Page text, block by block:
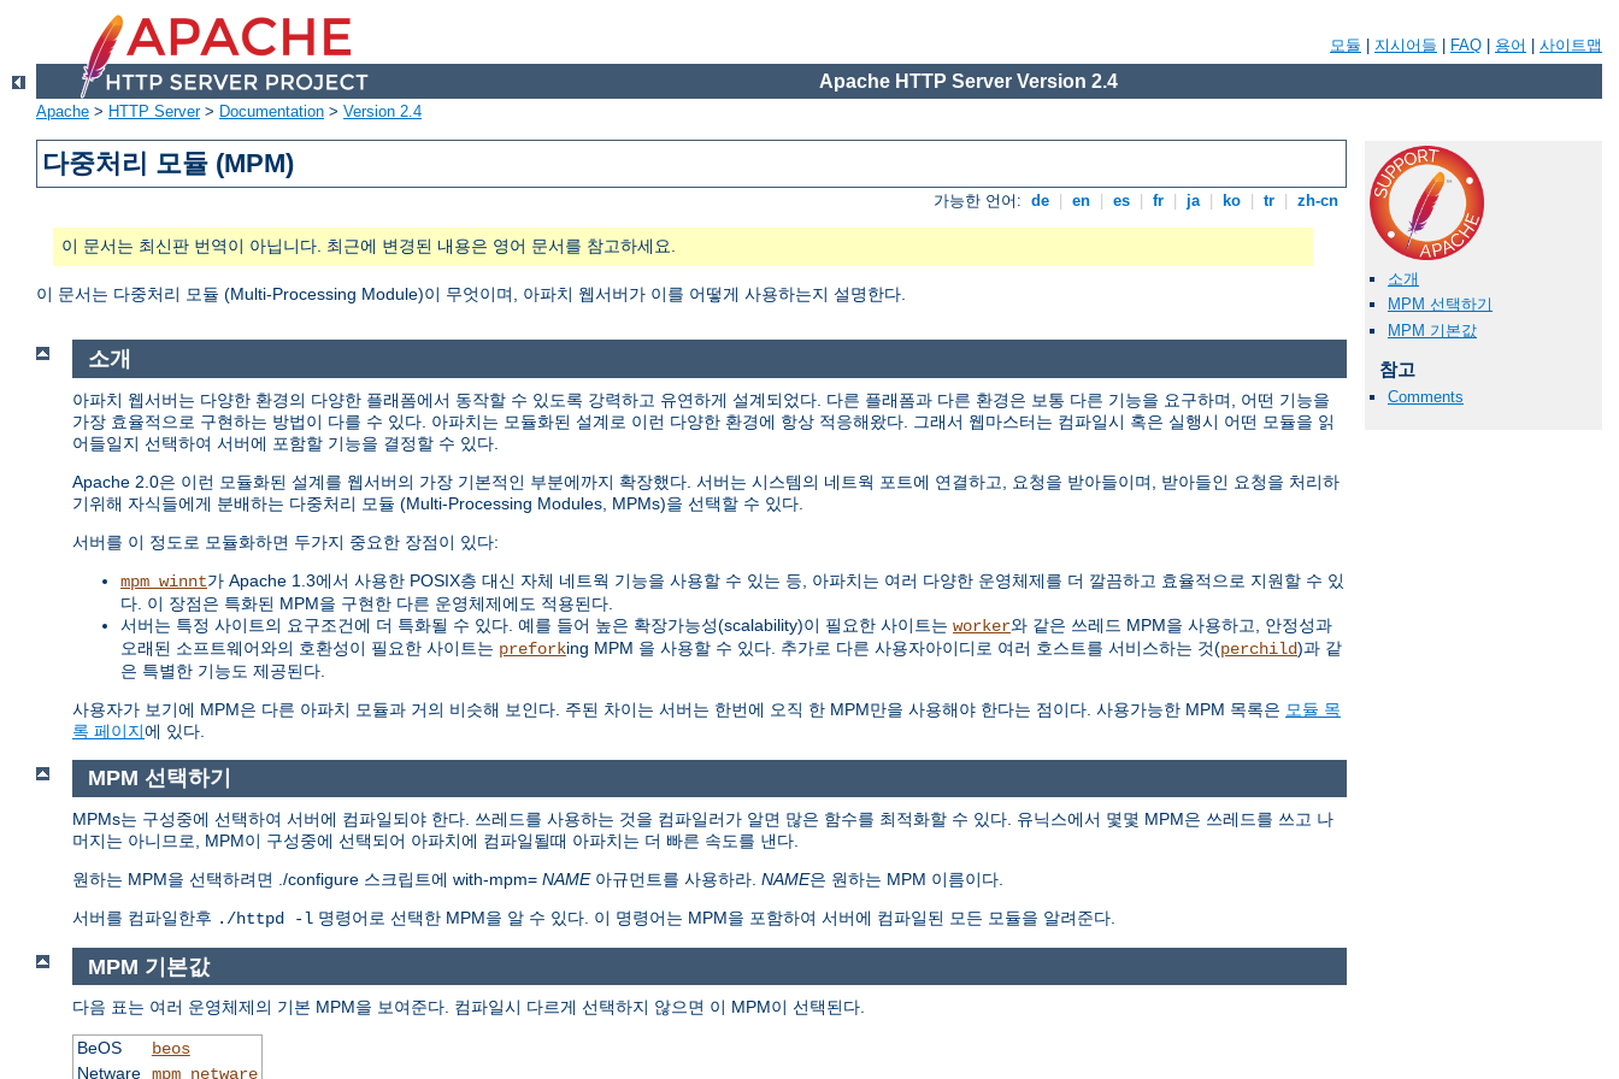
모듈 지시어들 FAQ 용어 사이트맵
Apache HTTP Server Version 2.4
Apache > HTTP Server> Documentation > Version 2.4
다중처리 모듈 (MPM)
가능한 언어: de en es fr ja ko tr zh-cn
이 문서는 최신판 번역이 아닙니다. 최근에 변경된 내용은 영어 문서를 참고하세요.
이 문서는 다중처리 모듈 (Multi-Processing Module)이 무엇이며, 아파치 웹서버가 이를 어떻게 사용하는지 설명한다.
소개
MPM 선택하기
MPM 기본값
참고
Comments
소개
아파치 웹서버는 다양한 환경의 다양한 플래폼에서 동작할 수 있도록 강력하고 유연하게 설계되었다. 다른 플래폼과 다른 환경은 보통 다른 기능을 요구하며, 어떤 기능을
가장 효율적으로 구현하는 방법이 다를 수 있다. 아파치는 모듈화된 설계로 이런 다양한 환경에 항상 적응해왔다. 그래서 웹마스터는 컴파일시 혹은 실행시 어떤 모듈을 읽
어들일지 선택하여 서버에 포함할 기능을 결정할 수 있다.
Apache 2.0은 이런 모듈화된 설계를 웹서버의 가장 기본적인 부분에까지 확장했다. 서버는 시스템의 네트웍 포트에 연결하고, 요청을 받아들이며, 받아들인 요청을 처리하
기위해 자식들에게 분배하는 다중처리 모듈 (Multi-Processing Modules, MPMs)을 선택할 수 있다.
서버를 이 정도로 모듈화하면 두가지 중요한 장점이 있다:
mpm_winnt가 Apache 1.3에서 사용한 POSIX층 대신 자체 네트웍 기능을 사용할 수 있는 등, 아파치는 여러 다양한 운영체제를 더 깔끔하고 효율적으로 지원할 수 있
다. 이 장점은 특화된 MPM을 구현한 다른 운영체제에도 적용된다.
서버는 특정 사이트의 요구조건에 더 특화될 수 있다. 예를 들어 높은 확장가능성(scalability)이 필요한 사이트는 worker와 같은 쓰레드 MPM을 사용하고, 안정성과
오래된 소프트웨어와의 호환성이 필요한 사이트는 preforking MPM 을 사용할 수 있다. 추가로 다른 사용자아이디로 여러 호스트를 서비스하는 것(perchild)과 같
은 특별한 기능도 제공된다.
사용자가 보기에 MPM은 다른 아파치 모듈과 거의 비슷해 보인다. 주된 차이는 서버는 한번에 오직 한 MPM만을 사용해야 한다는 점이다. 사용가능한 MPM 목록은 모듈 목
록 페이지에 있다.
MPM 선택하기
MPMs는 구성중에 선택하여 서버에 컴파일되야 한다. 쓰레드를 사용하는 것을 컴파일러가 알면 많은 함수를 최적화할 수 있다. 유닉스에서 몇몇 MPM은 쓰레드를 쓰고 나
머지는 아니므로, MPM이 구성중에 선택되어 아파치에 컴파일될때 아파치는 더 빠른 속도를 낸다.
원하는 MPM을 선택하려면 ./configure 스크립트에 with-mpm= NAME아규먼트를 사용하라. NAME은 원하는 MPM 이름이다.
서버를 컴파일한후 ./httpd -l 명령어로 선택한 MPM을 알 수 있다. 이 명령어는 MPM을 포함하여 서버에 컴파일된 모든 모듈을 알려준다.
MPM 기본값
다음 표는 여러 운영체제의 기본 MPM을 보여준다. 컴파일시 다르게 선택하지 않으면 이 MPM이 선택된다.
BeOS
beos
Netware mpm_netware